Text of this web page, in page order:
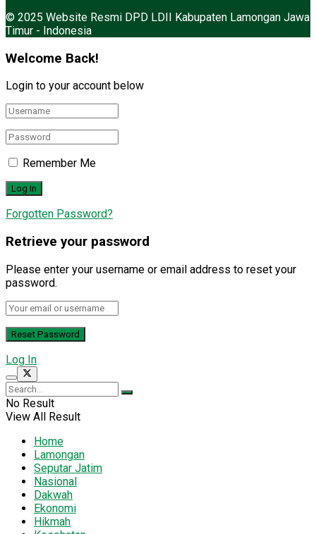
© 2025 Website Resmi DPD LDII Kabupaten Lamongan Jawa
Timur - Indonesia
Welcome Back!
Login to your account below
Remember Me
Forgotten Password?
Retrieve your password
Please enter your username or email address to reset your
password.
Log In
No Result
View All Result
Home
Lamongan
Seputar Jatim
Nasional
Dakwah
Ekonomi
Hikmah